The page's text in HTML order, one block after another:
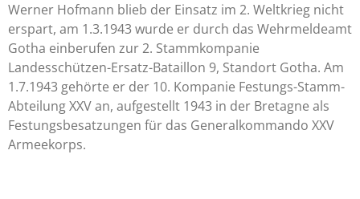
Werner Hofmann blieb der Einsatz im 2. Weltkrieg nicht
erspart, am 1.3.1943 wurde er durch das Wehrmeldeamt
Gotha einberufen zur 2. Stammkompanie
Landesschützen-Ersatz-Bataillon 9, Standort Gotha. Am
1.7.1943 gehörte er der 10. Kompanie Festungs-Stamm-
Abteilung XXV an, aufgestellt 1943 in der Bretagne als
Festungsbesatzungen für das Generalkommando XXV
Armeekorps.